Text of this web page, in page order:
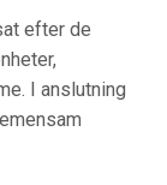
efter de
I anslutning